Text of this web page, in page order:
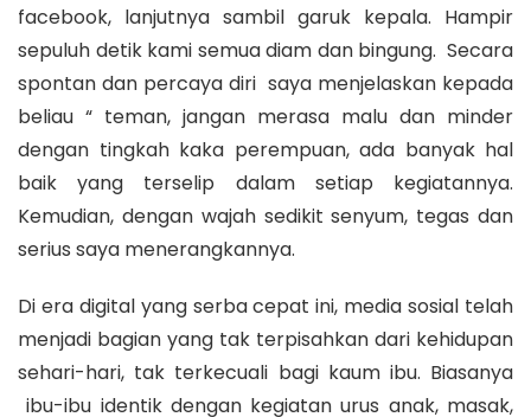
facebook, lanjutnya sambil garuk kepala. Hampir
sepuluh detik kami semua diam dan bingung. Secara
spontan dan percaya diri saya menjelaskan kepada
beliau “ teman, jangan merasa malu dan minder
dengan tingkah kaka perempuan, ada banyak hal
baik yang terselip dalam setiap kegiatannya.
Kemudian, dengan wajah sedikit senyum, tegas dan
serius saya menerangkannya.
Di era digital yang serba cepat ini, media sosial telah
menjadi bagian yang tak terpisahkan dari kehidupan
sehari-hari, tak terkecuali bagi kaum ibu. Biasanya
ibu-ibu identik dengan kegiatan urus anak, masak,